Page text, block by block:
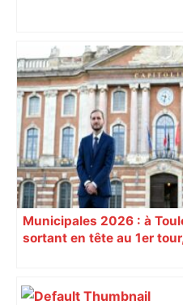
ENTRETIEN. Municipales
Toulouse : sous le feu
Briançon assume son
Piquemal, "ce n’est pas
postes" – ladepeche.fr
Municipales 2026 : à
sortant en tête au 1er